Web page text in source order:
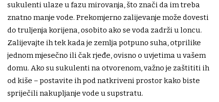
sukulenti ulaze u fazu mirovanja, što znači da im treba
znatno manje vode. Prekomjerno zalijevanje može dovesti
do truljenja korijena, osobito ako se voda zadrži u loncu.
Zalijevajte ih tek kada je zemlja potpuno suha, otprilike
jednom mjesečno ili čak rjeđe, ovisno o uvjetima u vašem
domu. Ako su sukulenti na otvorenom, važno je zaštititi ih
od kiše – postavite ih pod natkriveni prostor kako biste
spriječili nakupljanje vode u supstratu.